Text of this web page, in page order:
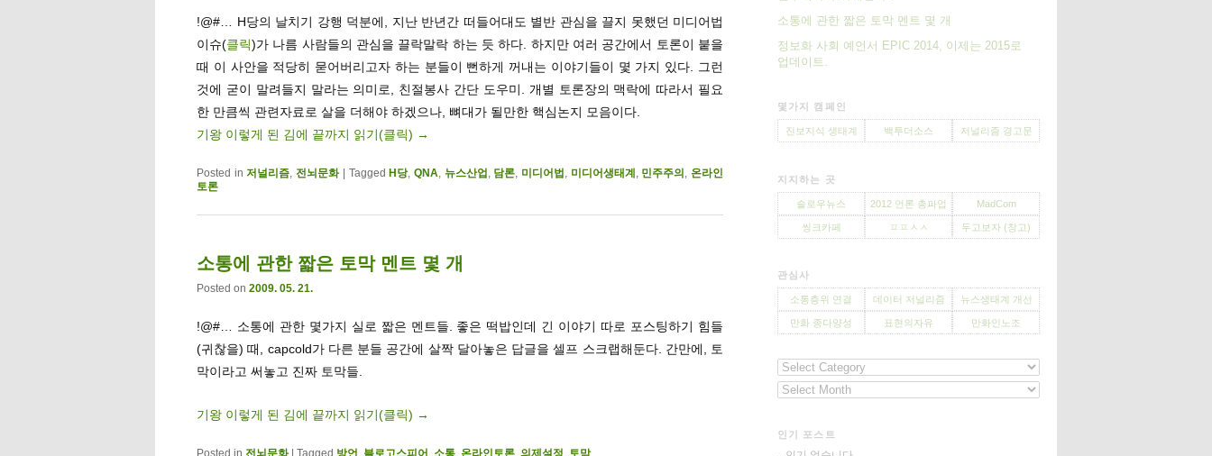
!@#… H당의 날치기 강행 덕분에, 지난 반년간 떠들어대도 별반 관심을 끌지 못했던 미디어법
이슈(클릭)가 나름 사람들의 관심을 끌락말락 하는 듯 하다. 하지만 여러 공간에서 토론이 붙을
때 이 사안을 적당히 묻어버리고자 하는 분들이 뻔하게 꺼내는 이야기들이 몇 가지 있다. 그런
것에 굳이 말려들지 말라는 의미로, 친절봉사 간단 도우미. 개별 토론장의 맥락에 따라서 필요
한 만큼씩 관련자료로 살을 더해야 하겠으나, 뼈대가 될만한 핵심논지 모음이다.
기왕 이렇게 된 김에 끝까지 읽기(클릭) →
Posted in 저널리즘, 전뇌문화 Tagged H당, QNA, 뉴스산업 , 담론, 미디어법 , 미디어생태계 , 민주주의 ,온라인
토론
소통에 관한 짧은 토막 멘트 몇 개
Posted on 2009. 05. 21.
!@#… 소통에 관한 몇가지 실로 짧은 멘트들. 좋은 떡밥인데 긴 이야기 따로 포스팅하기 힘들
(귀찮을) 때, capcold가 다른 분들 공간에 살짝 달아놓은 답글을 셀프 스크랩해둔다. 간만에, 토
막이라고 써놓고 진짜 토막들.
기왕 이렇게 된 김에 끝까지 읽기(클릭) →
Posted in 전뇌문화 | Tagged 방언 블로고스피어 소통 온라인토론 의제설정 토막
소통에 관한 짧은 토막 멘트 몇 개
정보화 사회 예언서 EPIC 2014, 이제는 2015로
업데이트.
몇가지 캠페인
진보지식 생태계 백투더소스 저널리즘 경고문
지지하는 곳
슬로우뉴스 2012 언론 총파업 MadCom
씽크카페 ㅍㅍㅅㅅ 두고보자 (창고)
관심사
소통층위 연결 데이터 저널리즘 뉴스생태계 개선
만화 종다양성 표현의자유 만화인노조
인기 포스트